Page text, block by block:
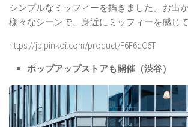
シンプルなミッフィーを描きました。お出
様々なシーンで、身近にミッフィーを感じて
https://jp.pinkoi.com/product/F6F6dC6T
ポップアップストアも開催（渋谷）